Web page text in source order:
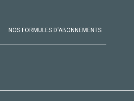
NOS FORMULES D'ABONNEMENTS